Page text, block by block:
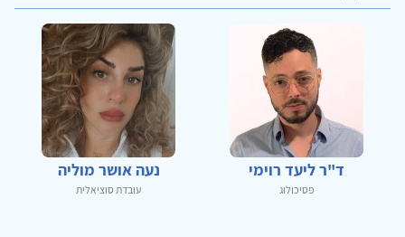
ד"ר ליעד רוימי
פסיכולוג
נעה אושר מוליה
עובדת סוציאלית